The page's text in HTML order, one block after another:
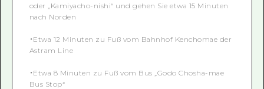
oder „Kamiyacho-nishi“ und gehen Sie etwa 15 Minuten
nach Norden
・Etwa 12 Minuten zu Fuß vom Bahnhof Kenchomae der
Astram Line
・Etwa 8 Minuten zu Fuß vom Bus „Godo Chosha-mae
Bus Stop“